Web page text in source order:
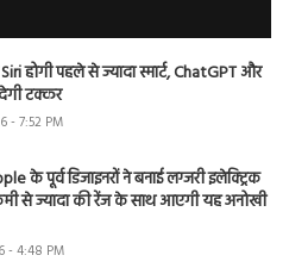
होगी पहले से ज्यादा स्मार्ट, ChatGPT और
टक्कर
- 7:52 PM
के पूर्व डिजाइनरों ने बनाई लग्जरी इलेक्ट्रिक
से ज्यादा की रेंज के साथ आएगी यह अनोखी
- 4:48 PM